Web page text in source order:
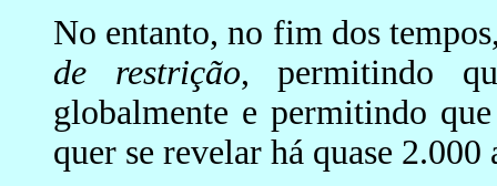
No entanto, no fim dos
de restrição, permitindo
globalmente e permitindo
quer se revelar há quase